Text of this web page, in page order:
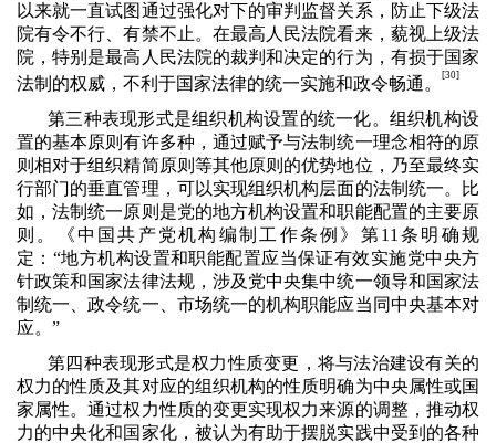
以来就一直试图通过强化对下的审判监督关系，防止下级法
院有令不行、有禁不止。在最高人民法院看来，藐视上级法
院，特别是最高人民法院的裁判和决定的行为，有损于国家
法制的权威，不利于国家法律的统一实施和政令畅通。
[30]
第三种表现形式是组织机构设置的统一化。组织机构设
置的基本原则有许多种，通过赋予与法制统一理念相符的原
则相对于组织精简原则等其他原则的优势地位，乃至最终实
行部门的垂直管理，可以实现组织机构层面的法制统一。比
如，法制统一原则是党的地方机构设置和职能配置的主要原
则。《中国共产党机构编制工作条例》第11 条明确规
定：“地方机构设置和职能配置应当保证有效实施党中央方
针政策和国家法律法规，涉及党中央集中统一领导和国家法
制统一、政令统一、市场统一的机构职能应当同中央基本对
应。”
第四种表现形式是权力性质变更，将与法治建设有关的
权力的性质及其对应的组织机构的性质明确为中央属性或国
家属性。通过权力性质的变更实现权力来源的调整，推动权
力的中央化和国家化，被认为有助于摆脱实践中受到的各种